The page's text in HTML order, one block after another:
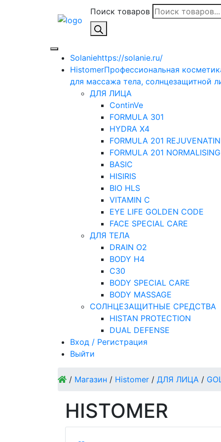
Поиск товаров
Solaniehttps://solanie.ru/
HistomerПрофессиональная
для массажа тела, солнцезащитной
ДЛЯ ЛИЦА
ContinVe
FORMULA 301
HYDRA X4
FORMULA 201
FORMULA 201
BASIC
HISIRIS
BIO HLS
VITAMIN C
EYE LIFE GOLDEN CODE
FACE SPECIAL CARE
ДЛЯ ТЕЛА
DRAIN O2
BODY H4
C30
BODY SPECIAL CARE
BODY MASSAGE
СОЛНЦЕЗАЩИТНЫЕ СРЕДСТВА
HISTAN PROTECTION
DUAL DEFENSE
Вход / Регистрация
Выйти
/ Магазин / Histomer / ДЛЯ ЛИЦА /
HISTOMER